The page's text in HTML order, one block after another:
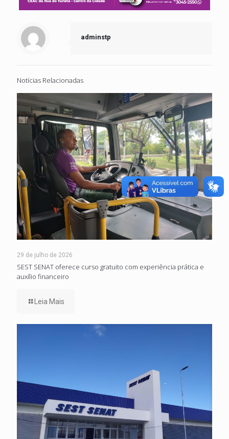
adminstp
Notícias Relacionadas
29 de julho de 2026
SEST SENAT oferece curso gratuito com experiência prática e
auxílio financeiro
Leia Mais